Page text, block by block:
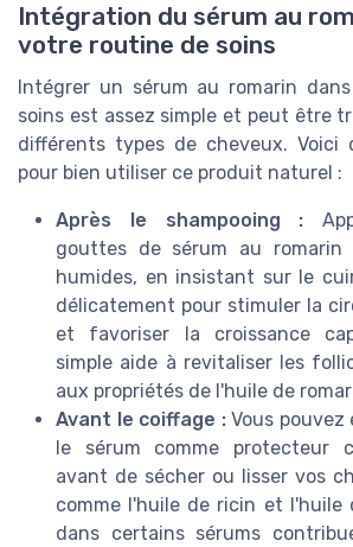
Intégration du sérum au
votre routine de soins
Intégrer un sérum au romarin
soins est assez simple et peut être
différents types de cheveux. Voici
pour bien utiliser ce produit naturel :
Après le shampooing :
gouttes de sérum au romarin
humides, en insistant sur le
délicatement pour stimuler la
et favoriser la croissance
simple aide à revitaliser les
aux propriétés de l'huile de
Avant le coiffage :Vous pouvez
le sérum comme protecteur
avant de sécher ou lisser vos
comme l'huile de ricin et l'huile
dans certains sérums